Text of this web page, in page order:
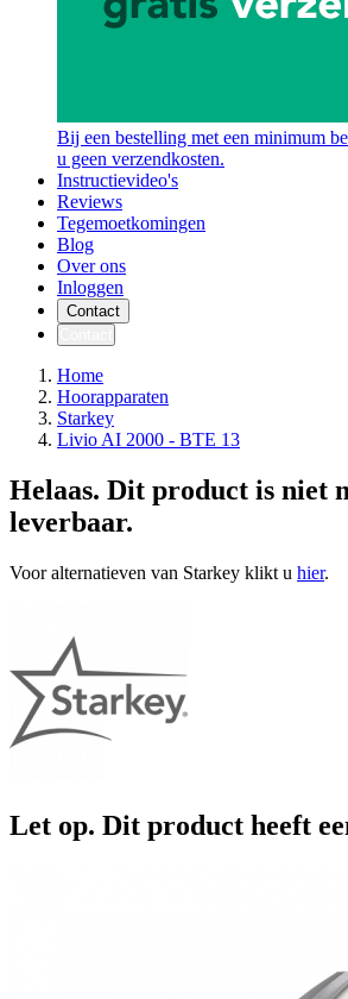
Bij een bestelling met een minimum
u geen verzendkosten.
Instructievideo's
Reviews
Tegemoetkomingen
Blog
Over ons
Inloggen
Contact
Home
Hoorapparaten
Starkey
Livio AI 2000 - BTE 13
Helaas. Dit product is niet
leverbaar.
Voor alternatieven van Starkey klikt u hier.
Let op. Dit product heeft